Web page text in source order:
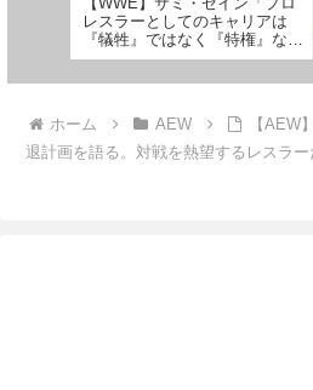
レスラーとしてのキャリアは
『犠牲』ではなく『特権』なん
だ」
ホーム AEW
【AEW
退計画を語る。対戦を熱望するレスラ